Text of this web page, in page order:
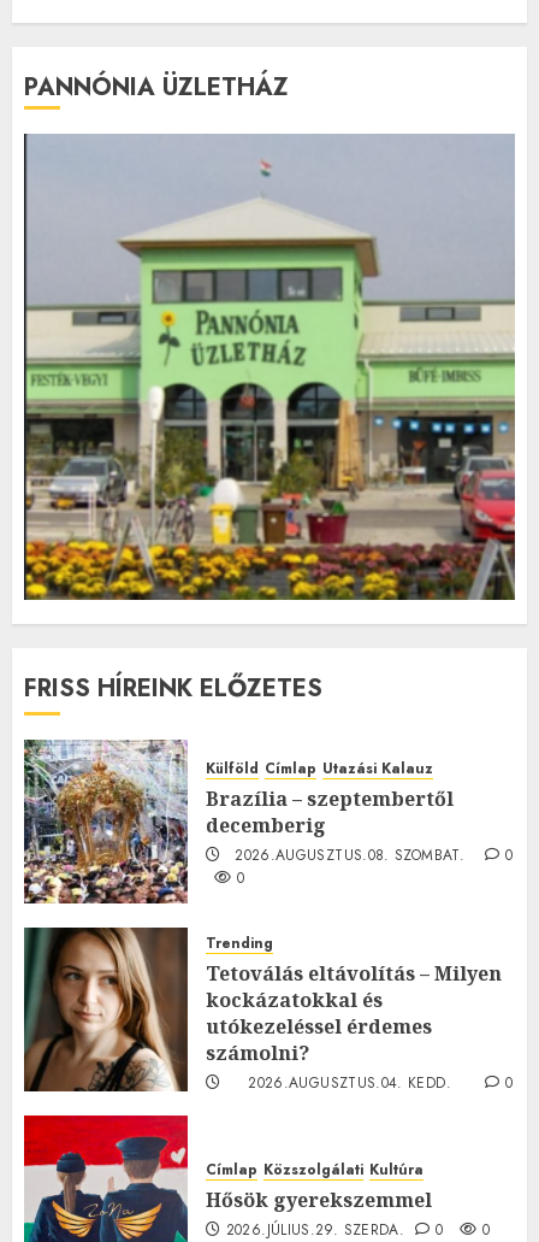
PANNÓNIA ÜZLETHÁZ
FRISS HÍREINK ELŐZETES
Külföld Címlap Utazási Kalauz
Brazília – szeptembertől
decemberig
2026.AUGUSZTUS.08. SZOMBAT.
0
0
Trending
Tetoválás eltávolítás – Milyen
kockázatokkal és
utókezeléssel érdemes
számolni?
2026.AUGUSZTUS.04. KEDD.
0
Címlap Közszolgálati Kultúra
Hősök gyerekszemmel
2026.JÚLIUS.29. SZERDA. 0 0